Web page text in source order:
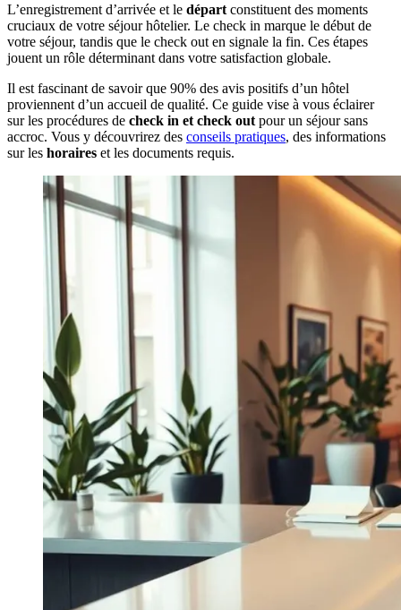
L’enregistrement d’arrivée et le départ constituent des moments
cruciaux de votre séjour hôtelier. Le check in marque le début de
votre séjour, tandis que le check out en signale la fin. Ces étapes
jouent un rôle déterminant dans votre satisfaction globale.
Il est fascinant de savoir que 90% des avis positifs d’un hôtel
proviennent d’un accueil de qualité. Ce guide vise à vous éclairer
sur les procédures de check in et check out pour un séjour sans
accroc. Vous y découvrirez des conseils pratiques, des informations
sur les horaires et les documents requis.